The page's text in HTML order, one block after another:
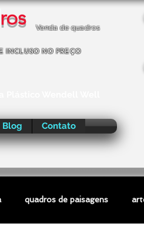
Venda de quadros
INCLUSO NO PREÇO
Blog Contato
quadros de paisagens